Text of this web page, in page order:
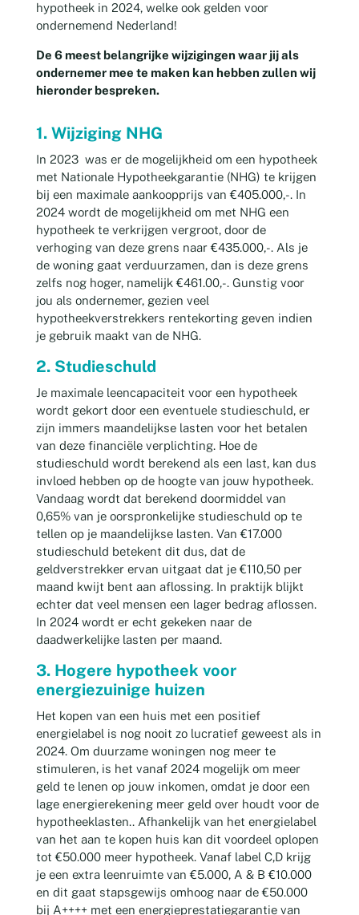
hypotheek in 2024, welke ook gelden voor
ondernemend Nederland!
De 6 meest belangrijke wijzigingen waar jij als
ondernemer mee te maken kan hebben zullen wij
hieronder bespreken.
1. Wijziging NHG
In 2023 was er de mogelijkheid om een hypotheek
met Nationale Hypotheekgarantie (NHG) te krijgen
bij een maximale aankoopprijs van €405.000,-. In
2024 wordt de mogelijkheid om met NHG een
hypotheek te verkrijgen vergroot, door de
verhoging van deze grens naar €435.000,-. Als je
de woning gaat verduurzamen, dan is deze grens
zelfs nog hoger, namelijk €461.00,-. Gunstig voor
jou als ondernemer, gezien veel
hypotheekverstrekkers rentekorting geven indien
je gebruik maakt van de NHG.
2. Studieschuld
Je maximale leencapaciteit voor een hypotheek
wordt gekort door een eventuele studieschuld, er
zijn immers maandelijkse lasten voor het betalen
van deze financiële verplichting. Hoe de
studieschuld wordt berekend als een last, kan dus
invloed hebben op de hoogte van jouw hypotheek.
Vandaag wordt dat berekend doormiddel van
0,65% van je oorspronkelijke studieschuld op te
tellen op je maandelijkse lasten. Van €17.000
studieschuld betekent dit dus, dat de
geldverstrekker ervan uitgaat dat je €110,50 per
maand kwijt bent aan aflossing. In praktijk blijkt
echter dat veel mensen een lager bedrag aflossen.
In 2024 wordt er echt gekeken naar de
daadwerkelijke lasten per maand.
3. Hogere hypotheek voor
energiezuinige huizen
Het kopen van een huis met een positief
energielabel is nog nooit zo lucratief geweest als in
2024. Om duurzame woningen nog meer te
stimuleren, is het vanaf 2024 mogelijk om meer
geld te lenen op jouw inkomen, omdat je door een
lage energierekening meer geld over houdt voor de
hypotheeklasten.. Afhankelijk van het energielabel
van het aan te kopen huis kan dit voordeel oplopen
tot €50.000 meer hypotheek. Vanaf label C,D krijg
je een extra leenruimte van €5.000, A & B €10.000
en dit gaat stapsgewijs omhoog naar de €50.000
bij A++++ met een energieprestatiegarantie van